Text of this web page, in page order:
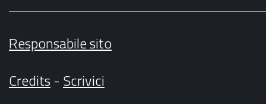
Responsabile sito
Credits- Scrivici